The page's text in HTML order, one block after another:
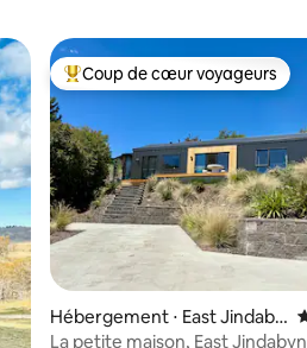
Coups de cœur voyageurs les
Coup de cœur voyageurs
Hébergement ⋅ East Jindaby
ne
La petite maison, East